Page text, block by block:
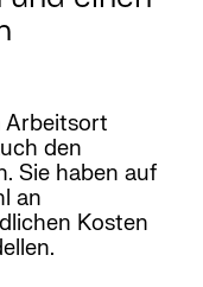
Arbeitsort
den
Sie haben auf
an
Kosten